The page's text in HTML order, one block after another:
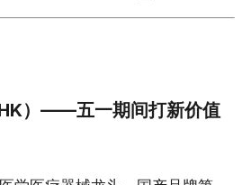
）——五一期间打新价值